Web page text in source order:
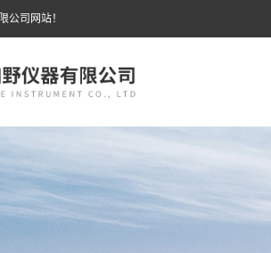
公司网站！